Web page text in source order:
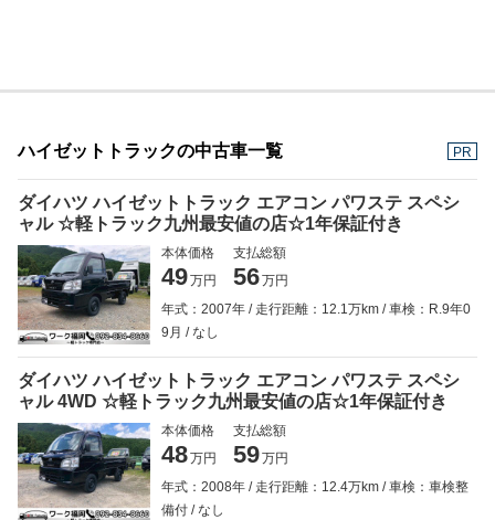
ハイゼットトラックの中古車一覧 PR
ダイハツ ハイゼットトラック エアコン パワステ スペシ
ャル ☆軽トラック九州最安値の店☆1年保証付き
本体価格
49万円
支払総額
56万円
年式：2007年
走行距離：12.1万km
車検：R.9年0
9月
なし
ダイハツ ハイゼットトラック エアコン パワステ スペシ
ャル 4WD ☆軽トラック九州最安値の店☆1年保証付き
本体価格
48万円
支払総額
59万円
年式：2008年
走行距離：12.4万km
車検：車検整
備付
なし